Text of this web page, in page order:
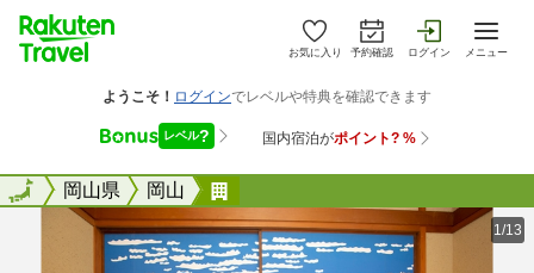
お気に入り 予約確認 ログイン メニュー
全国岡山県 岡山
全国
1/13